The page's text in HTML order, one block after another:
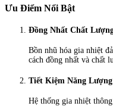
Ưu Điểm Nổi Bật
Đồng Nhất Chất
Bồn nhũ hóa gia nhiệt
cách đồng nhất và chất
Tiết Kiệm Năng
Hệ thống gia nhiệt